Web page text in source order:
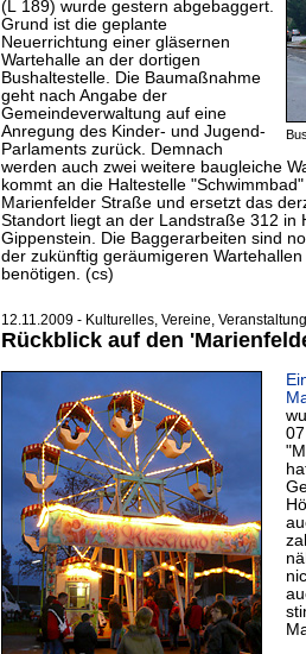
(L 189) wurde gestern abgebaggert.
Grund ist die geplante
Neuerrichtung einer gläsernen
Wartehalle an der dortigen
Bushaltestelle. Die Baumaßnahme
geht nach Angabe der
Gemeindeverwaltung auf eine
Anregung des Kinder- und Jugend-
Parlaments zurück. Demnach
werden auch zwei weitere baugleiche
kommt an die Haltestelle
Marienfelder Straße und ersetzt das
Standort liegt an der Landstraße 312 in
Gippenstein. Die Baggerarbeiten sind
der zukünftig geräumigeren
benötigen. (cs)
12.11.2009 - Kulturelles, Vereine,
Rückblick auf den